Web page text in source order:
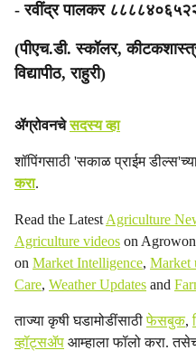
- रवींद्र पालकर
(पीएच.डी. स्कॉलर,
विद्यापीठ, राहुरी)
ॲग्रोवनचेसदस्य व्हा
शॉपिंगसाठी 'सकाळ प्राईम
करा.
Read the Latest Agriculture
Agriculture videos on
on Market Intelligence, Market
Care, Weather Updates and
ताज्या कृषी घडामोडींसाठीफेसबुक,
व्हॉट्सॲप आम्हाला फॉलो करा.